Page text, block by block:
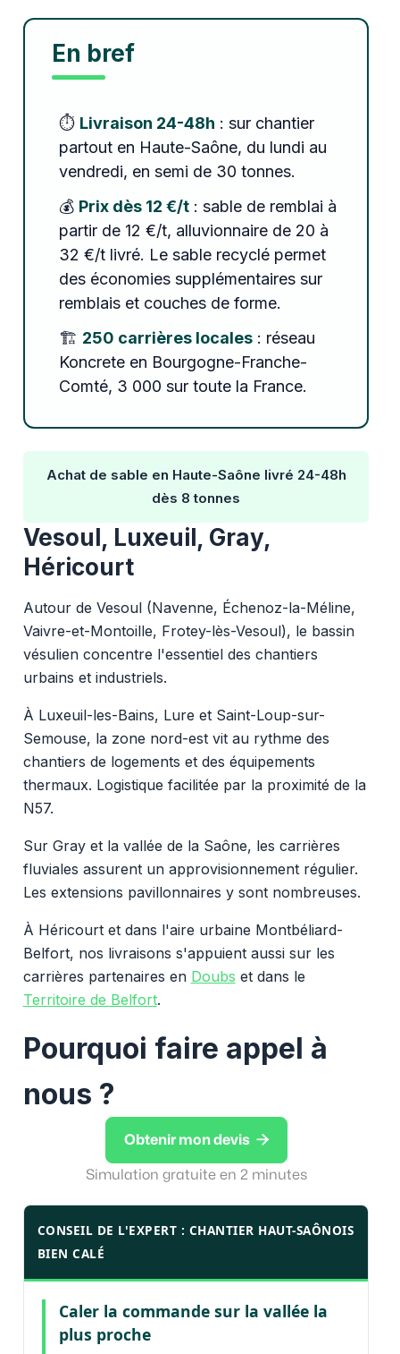
En bref
⏱️ Livraison 24-48h : sur chantier
partout en Haute-Saône, du lundi au
vendredi, en semi de 30 tonnes.
💰 Prix dès 12 €/t: sable de remblai à
partir de 12 €/t, alluvionnaire de 20 à
32 €/t livré. Le sable recyclé permet
des économies supplémentaires sur
remblais et couches de forme.
🏗️ 250 carrières locales: réseau
Koncrete en Bourgogne-Franche-
Comté, 3 000 sur toute la France.
Achat de sable en Haute-Saône livré 24-48h
dès 8 tonnes
Vesoul, Luxeuil, Gray,
Héricourt
Autour de Vesoul (Navenne, Échenoz-la-Méline,
Vaivre-et-Montoille, Frotey-lès-Vesoul), le bassin
vésulien concentre l'essentiel des chantiers
urbains et industriels.
À Luxeuil-les-Bains, Lure et Saint-Loup-sur-
Semouse, la zone nord-est vit au rythme des
chantiers de logements et des équipements
thermaux. Logistique facilitée par la proximité de la
N57.
Sur Gray et la vallée de la Saône, les carrières
fluviales assurent un approvisionnement régulier.
Les extensions pavillonnaires y sont nombreuses.
À Héricourt et dans l'aire urbaine Montbéliard-
Belfort, nos livraisons s'appuient aussi sur les
carrières partenaires en Doubs et dans le
Territoire de Belfort.
Pourquoi faire appel à
nous ?
Obtenir mon devis 
Simulation gratuite en 2 minutes
CONSEIL DE L'EXPERT : CHANTIER HAUT-SAÔNOIS
BIEN CALÉ
Caler la commande sur la vallée la
plus proche